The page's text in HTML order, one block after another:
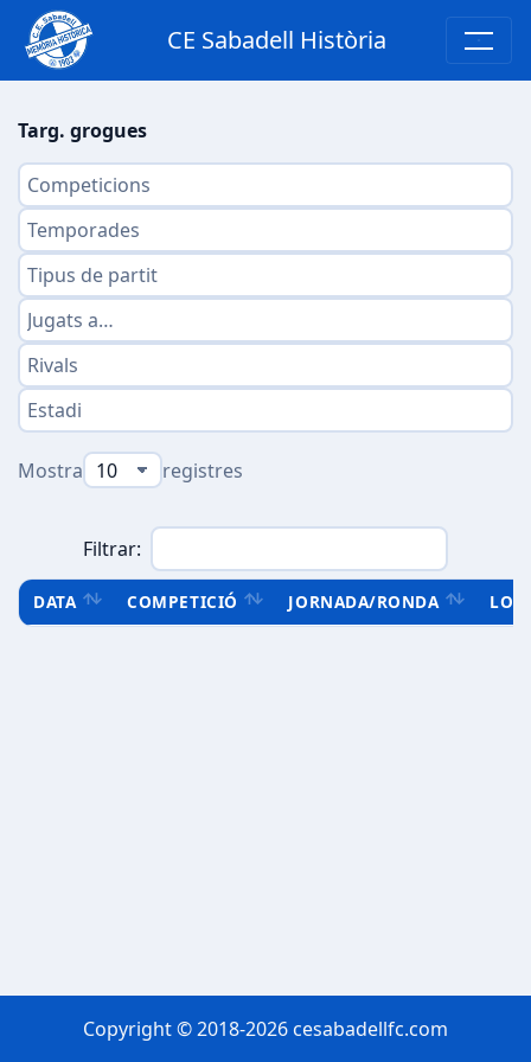
CE Sabadell Història
Targ. grogues
Mostra registres
Filtrar:
DATA COMPETICIÓ JORNADA/RONDA
Copyright © 2018-2026 cesabadellfc.com